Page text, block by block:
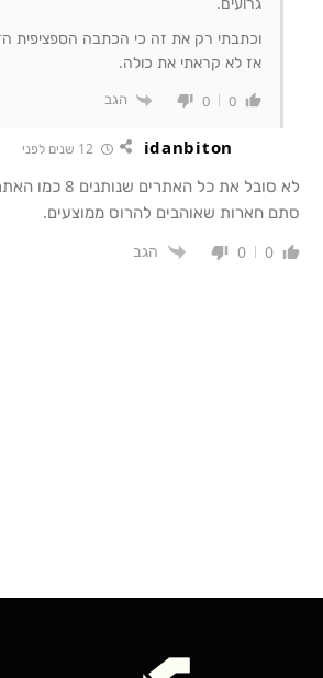
וכתבתי רק את זה כי הכתבה הספציפית
אז לא קראתי את כולה.
0
0 הגב
idanbiton
סתם חארות שאוהבים להרוס ממוצעים.
0
0 הגב